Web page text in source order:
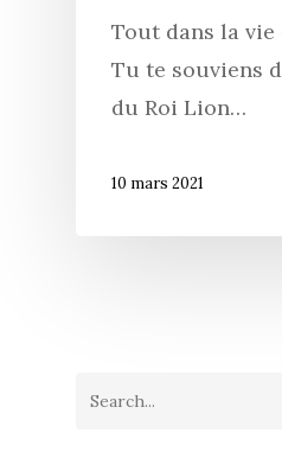
Tout dans la
Tu te souviens
du Roi Lion…
10 mars 2021